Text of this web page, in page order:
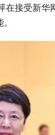
接受新